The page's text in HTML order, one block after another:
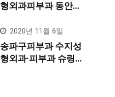
형외과피부과 동안의
2020년 11월 6일
송파구피부과 수지성
형외과·피부과 슈링